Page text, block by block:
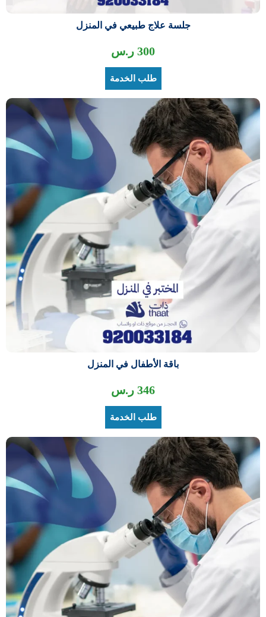
جلسة علاج طبيعي في المنزل
300 ر.س
طلب الخدمة
باقة الأطفال في المنزل
346 ر.س
طلب الخدمة